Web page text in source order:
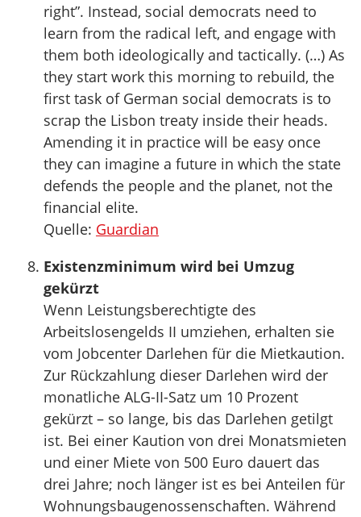
right”. Instead, social democrats need to
learn from the radical left, and engage with
them both ideologically and tactically. (…) As
they start work this morning to rebuild, the
first task of German social democrats is to
scrap the Lisbon treaty inside their heads.
Amending it in practice will be easy once
they can imagine a future in which the state
defends the people and the planet, not the
financial elite.
Quelle: Guardian
Existenzminimum wird bei Umzug
gekürzt
Wenn Leistungsberechtigte des
Arbeitslosengelds II umziehen, erhalten sie
vom Jobcenter Darlehen für die Mietkaution.
Zur Rückzahlung dieser Darlehen wird der
monatliche ALG-II-Satz um 10 Prozent
gekürzt – so lange, bis das Darlehen getilgt
ist. Bei einer Kaution von drei Monatsmieten
und einer Miete von 500 Euro dauert das
drei Jahre; noch länger ist es bei Anteilen für
Wohnungsbaugenossenschaften. Während